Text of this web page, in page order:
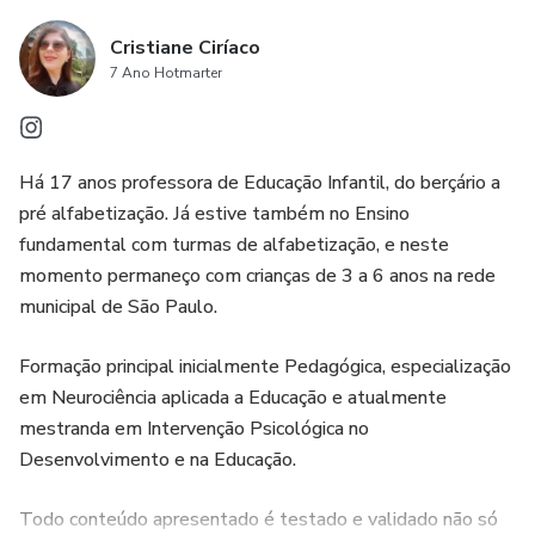
Aqui você vai além de correlacionar teoria e prática, ter
acesso também a exemplos de escrita de acordo com o
que é solicitado pela documentação e legislação
educacional vigente.
Não deixe que a escrita da sistematização das
aprendizagens seja um obstáculo. Inscreva-se agora e
adquira competências para uma avaliação eficaz e de
qualidade na educação infantil.
Cristiane Ciríaco
7 Ano Hotmarter
Há 17 anos professora de Educação Infantil, do berçário a
pré alfabetização. Já estive também no Ensino
fundamental com turmas de alfabetização, e neste
momento permaneço com crianças de 3 a 6 anos na rede
municipal de São Paulo.
Formação principal inicialmente Pedagógica, especialização
em Neurociência aplicada a Educação e atualmente
mestranda em Intervenção Psicológica no
Desenvolvimento e na Educação.
Todo conteúdo apresentado é testado e validado não só